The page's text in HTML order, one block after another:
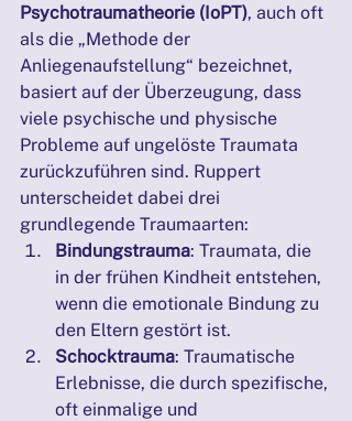
Psychotraumatheorie (IoPT), auch oft
als die „Methode der
Anliegenaufstellung“ bezeichnet,
basiert auf der Überzeugung, dass
viele psychische und physische
Probleme auf ungelöste Traumata
zurückzuführen sind. Ruppert
unterscheidet dabei drei
grundlegende Traumaarten:
Bindungstrauma: Traumata, die
in der frühen Kindheit entstehen,
wenn die emotionale Bindung zu
den Eltern gestört ist.
Schocktrauma: Traumatische
Erlebnisse, die durch spezifische,
oft einmalige und